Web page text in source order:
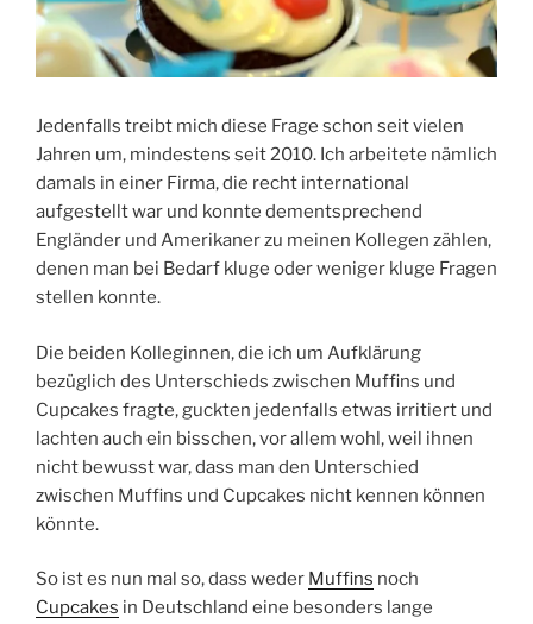
Jedenfalls treibt mich diese Frage schon seit vielen
Jahren um, mindestens seit 2010. Ich arbeitete nämlich
damals in einer Firma, die recht international
aufgestellt war und konnte dementsprechend
Engländer und Amerikaner zu meinen Kollegen zählen,
denen man bei Bedarf kluge oder weniger kluge Fragen
stellen konnte.
Die beiden Kolleginnen, die ich um Aufklärung
bezüglich des Unterschieds zwischen Muffins und
Cupcakes fragte, guckten jedenfalls etwas irritiert und
lachten auch ein bisschen, vor allem wohl, weil ihnen
nicht bewusst war, dass man den Unterschied
zwischen Muffins und Cupcakes nicht kennen können
könnte.
So ist es nun mal so, dass weder Muffins noch
Cupcakes in Deutschland eine besonders lange